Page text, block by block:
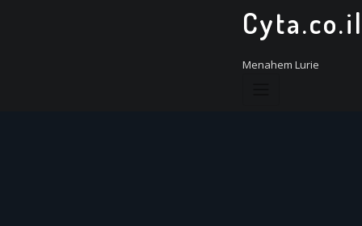
Menahem Lurie